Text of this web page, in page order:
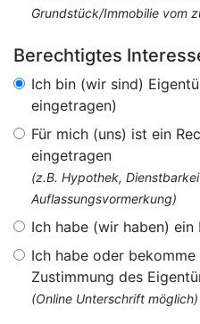
Grundstück/Immobilie vom
Berechtigtes
Ich bin (wir sind)
eingetragen)
Für mich (uns) ist ein
eingetragen
(z.B. Hypothek,
Auflassungsvormerkung)
Ich habe (wir haben)
Ich habe oder
Zustimmung des
(Online Unterschrift möglich)